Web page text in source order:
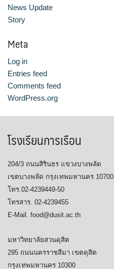
News Update
Story
Meta
Log in
Entries feed
Comments feed
WordPress.org
โรงเรียนการเรือน
204/3 ถนนสิรินธร แขวงบางพลัด
เขตบางพลัด กรุงเทพมหานคร 10700
โทร.02-4239449-50
โทรสาร. 02-4239455
E-Mail. food@dusit.ac.th
มหาวิทยาลัยสวนดุสิต
295 ถนนนครราชสีมา เขตดุสิต
กรุงเทพมหานคร 10300